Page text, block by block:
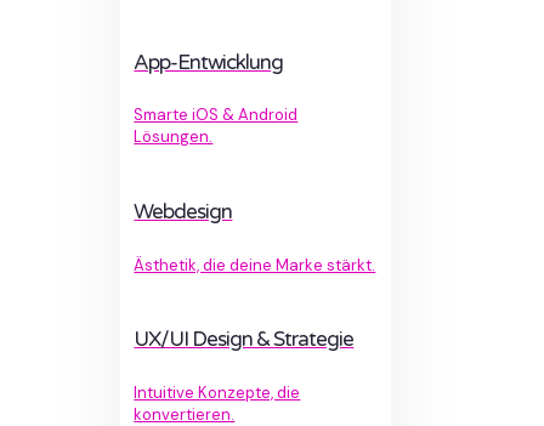
App-Entwicklung
Smarte iOS & Android
Lösungen.
Webdesign
Ästhetik, die deine Marke stärkt.
UX/UI Design & Strategie
Intuitive Konzepte, die
konvertieren.